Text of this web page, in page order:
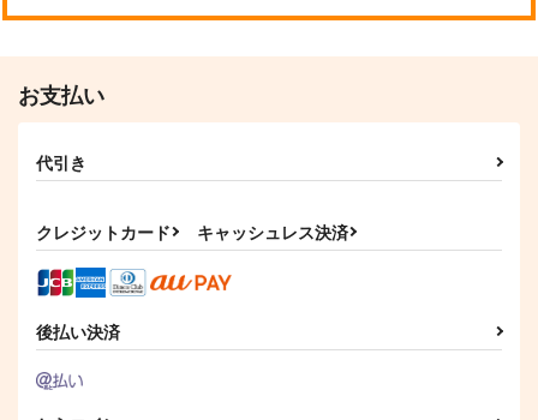
足跡は続く
858円（税込）
レオナ×ラギー
サンプル
作品詳細
ごほうびドーナツ
1,100円（税込）
クライ・ベイビー・ク
787
その他 ラギー×レオナ
サンプル
その他 ラギー×レオナ
お支払い
代引き
クレジットカード キャッシュレス決済
後払い決済